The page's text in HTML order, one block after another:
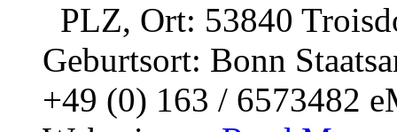
PLZ, Ort: 53840
Geburtsort: Bonn
+49 (0) 163 / 6573482